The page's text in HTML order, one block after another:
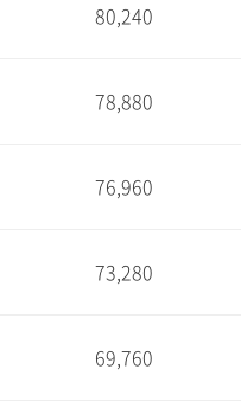
80,240
78,880
76,960
73,280
69,760